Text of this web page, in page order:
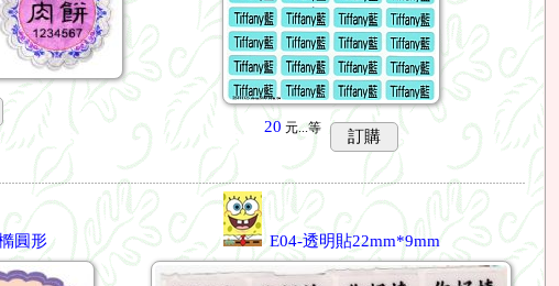
20 元...等 訂購
圓形 E04-透明貼22mm*9mm